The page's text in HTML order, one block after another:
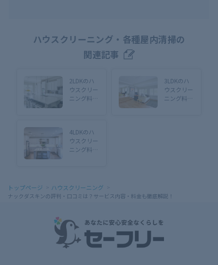
ハウスクリーニング・各種屋内清掃の
関連記事
2LDKのハ
ウスクリー
ニング料金
紹介
3LDKのハ
ウスクリー
ニング料金
4LDKのハ
ウスクリー
ニング料金
ポイントも
トップページ ハウスクリーニング
ナックダスキンの評判・口コミは？サービス内容・料金も徹底解説！